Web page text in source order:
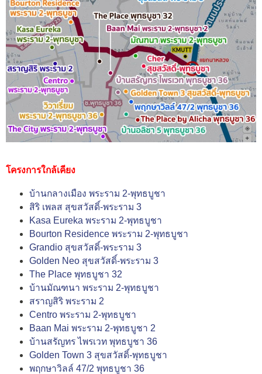
โครงการใกล้เคียง
บ้านกลางเมือง พระราม 2-พุทธบูชา
สิริ เพลส สุขสวัสดิ์-พระราม 3
Kasa Eureka พระราม 2-พุทธบูชา
Bourton Residence พระราม 2-พุทธบูชา
Grandio สุขสวัสดิ์-พระราม 3
Golden Neo สุขสวัสดิ์-พระราม 3
The Place พุทธบูชา 32
บ้านมัณฑนา พระราม 2-พุทธบูชา
สราญสิริ พระราม 2
Centro พระราม 2-พุทธบูชา
Baan Mai พระราม 2-พุทธบูชา 2
บ้านสรัญทร ไพรเวท พุทธบูชา 36
Golden Town 3 สุขสวัสดิ์-พุทธบูชา
พฤกษาวิลล์ 47/2 พุทธบูชา 36